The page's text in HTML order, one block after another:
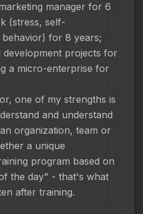
manager for 6
(stress, self-
behavior) for 8 years;
development projects for
a micro-enterprise for
one of my strengths is
and understand
organization, team or
a unique
program based on
the day" - that's what
after training.